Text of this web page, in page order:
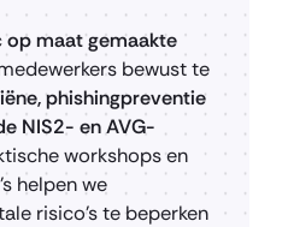
op maat gemaakte
bewust te
phishingpreventie
NIS2- en AVG-
workshops en
helpen we
risico’s te beperken